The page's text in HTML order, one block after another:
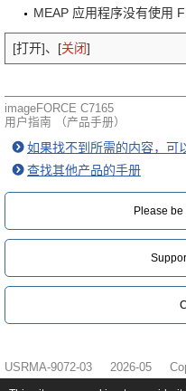
MEAP 应用程序没有使用
[打开]、[关闭]
imageFORCE C7165
用户指南 （产品手册）
如果找不到所需的内容，可
查找其他产品的手册
Please
USRMA-9072-03 2026-05